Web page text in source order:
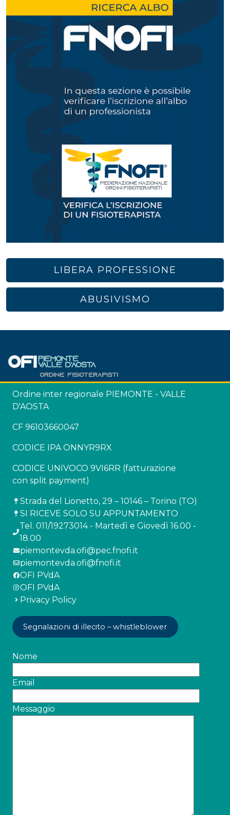
LIBERA PROFESSIONE
ABUSIVISMO
Ordine inter regionale PIEMONTE - VALLE
D'AOSTA
CF 96103660047
CODICE IPA ONNYR9RX
CODICE UNIVOCO 9VI6RR (fatturazione
con split payment)
Strada del Lionetto, 29 – 10146 – Torino (TO)
SI RICEVE SOLO SU APPUNTAMENTO
Tel. 011/19273014 - Martedì e Giovedì 16.00 -
18.00
piemontevda.ofi@pec.fnofi.it
piemontevda.ofi@fnofi.it
OFI PVdA
OFI PVdA
Privacy Policy
Segnalazioni di illecito – whistleblower
Nome
Email
Messaggio